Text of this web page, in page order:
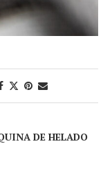
DE HELADO